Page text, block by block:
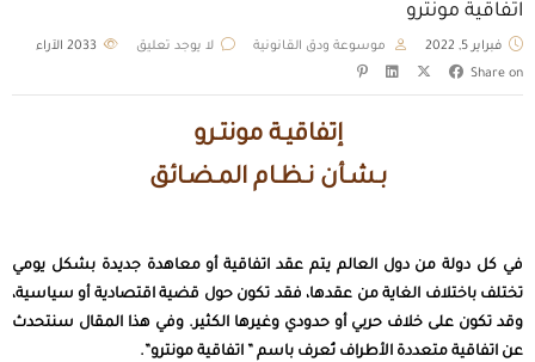
اتفاقية مونترو
فبراير 5, 2022 موسوعة ودق القانونية لا يوجد تعليق
الآراء
Share on
إتفاقيـة مونتـرو
بـشـأن نـظـام المـضـائق
في كل دولة من دول العالم يتم عقد اتفاقية أو معاهدة جديدة بشكل يومي
تختلف باختلاف الغاية من عقدها، فقد تكون حول قضية اقتصادية أو سياسية،
وقد تكون على خلاف حربي أو حدودي وغيرها الكثير. وفي هذا المقال سنتحدث
عن اتفاقية متعددة الأطراف تُعرف باسم ” اتفاقية مونترو”.